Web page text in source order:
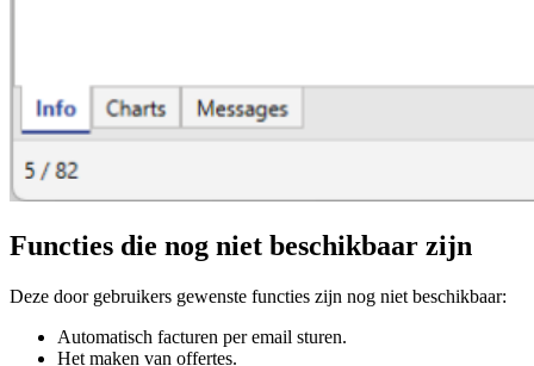
Functies die nog niet beschikbaar zijn
Deze door gebruikers gewenste functies zijn nog niet beschikbaar:
Automatisch facturen per email sturen.
Het maken van offertes.